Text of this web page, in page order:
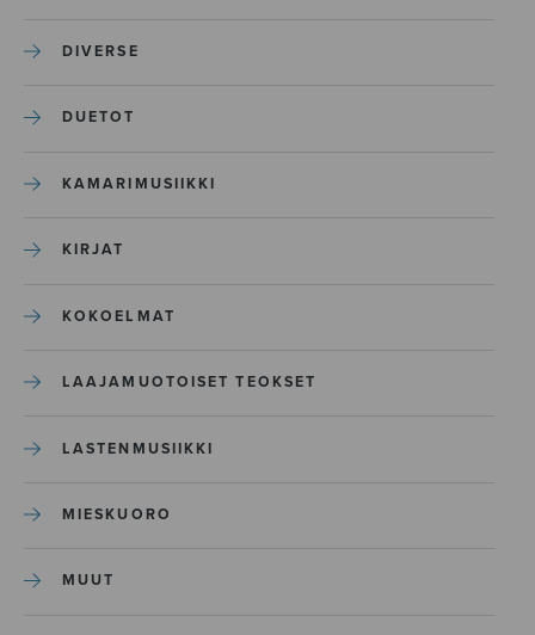
DIVERSE
DUETOT
KAMARIMUSIIKKI
KIRJAT
KOKOELMAT
LAAJAMUOTOISET TEOKSET
LASTENMUSIIKKI
MIESKUORO
MUUT